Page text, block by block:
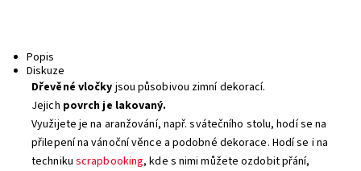
Popis
Diskuze
Dřevěné vločky jsou působivou zimní dekorací.
Jejich povrch je lakovaný.
Využijete je na aranžování, např. svátečního stolu, hodí se na
přilepení na vánoční věnce a podobné dekorace. Hodí se i na
techniku scrapbooking, kde s nimi můžete ozdobit přání,